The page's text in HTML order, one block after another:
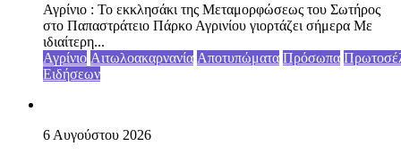
Αγρίνιο : Το εκκλησάκι της Μεταμορφώσεως του Σωτήρος
στο Παπαστράτειο Πάρκο Αγρινίου γιορτάζει σήμερα Με
ιδιαίτερη...
Αγρίνιο Αιτωλοακαρνανία Αποτυπώματα Πρόσωπα
Ειδήσεων
6 Αυγούστου 2026